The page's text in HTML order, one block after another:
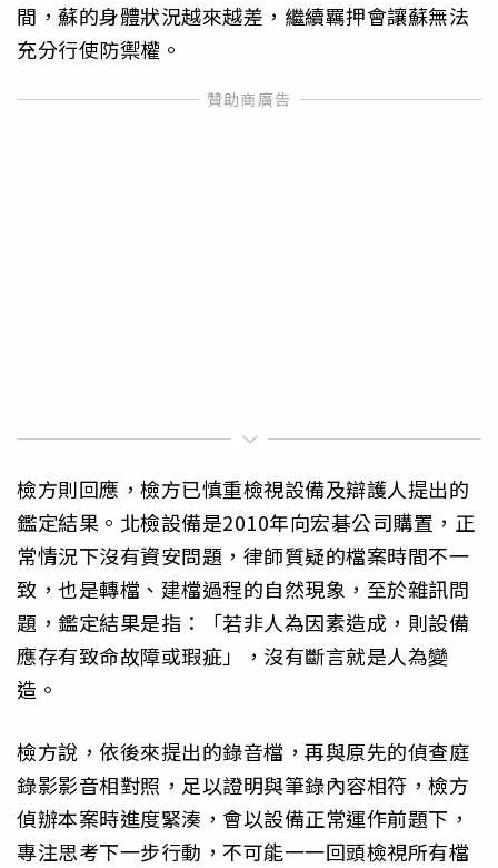
間，蘇的身體狀況越來越差，繼續羈押會讓蘇無法
充分行使防禦權。
檢方則回應，檢方已慎重檢視設備及辯護人提出的
鑑定結果。北檢設備是2010年向宏碁公司購置，正
常情況下沒有資安問題，律師質疑的檔案時間不一
致，也是轉檔、建檔過程的自然現象，至於雜訊問
題，鑑定結果是指：「若非人為因素造成，則設備
應存有致命故障或瑕疵」，沒有斷言就是人為變
造。
檢方說，依後來提出的錄音檔，再與原先的偵查庭
錄影影音相對照，足以證明與筆錄內容相符，檢方
偵辦本案時進度緊湊，會以設備正常運作前題下，
專注思考下一步行動，不可能一一回頭檢視所有檔